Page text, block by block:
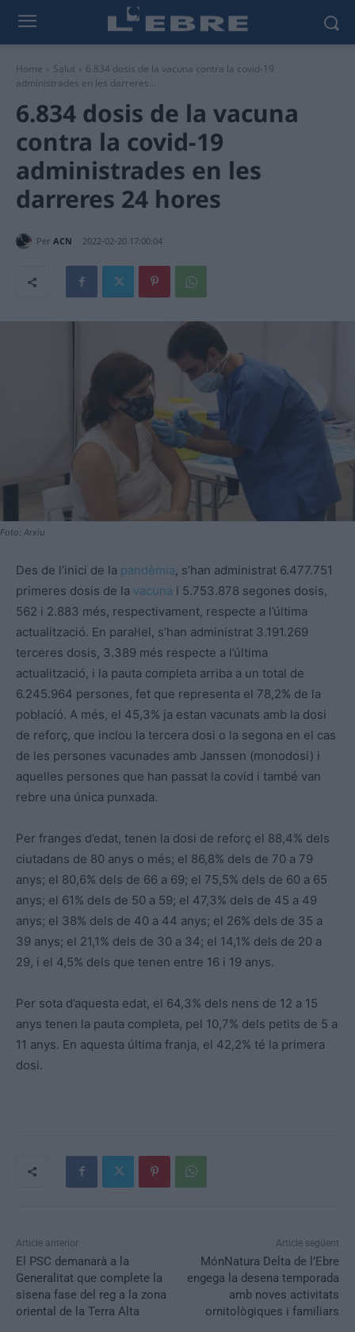
Home Salut
6.834 dosis de la vacuna contra la covid-19
administrades en les darreres...
6.834 dosis de la vacuna
contra la covid-19
administrades en les
darreres 24 hores
Per ACN 2022-02-20 17:00:04
Foto: Arxiu
Des de l’inici de la pandèmia, s’han administrat 6.477.751
primeres dosis de la vacuna i 5.753.878 segones dosis,
562 i 2.883 més, respectivament, respecte a l’última
actualització. En paral·lel, s’han administrat 3.191.269
terceres dosis, 3.389 més respecte a l’última
actualització, i la pauta completa arriba a un total de
6.245.964 persones, fet que representa el 78,2% de la
població. A més, el 45,3% ja estan vacunats amb la dosi
de reforç, que inclou la tercera dosi o la segona en el cas
de les persones vacunades amb Janssen (monodosi) i
aquelles persones que han passat la covid i també van
rebre una única punxada.
Per franges d’edat, tenen la dosi de reforç el 88,4% dels
ciutadans de 80 anys o més; el 86,8% dels de 70 a 79
anys; el 80,6% dels de 66 a 69; el 75,5% dels de 60 a 65
anys; el 61% dels de 50 a 59; el 47,3% dels de 45 a 49
anys; el 38% dels de 40 a 44 anys; el 26% dels de 35 a
39 anys; el 21,1% dels de 30 a 34; el 14,1% dels de 20 a
29, i el 4,5% dels que tenen entre 16 i 19 anys.
Per sota d’aquesta edat, el 64,3% dels nens de 12 a 15
anys tenen la pauta completa, pel 10,7% dels petits de 5 a
11 anys. En aquesta última franja, el 42,2% té la primera
dosi.
Article anterior
El PSC demanarà a la
Generalitat que complete la
sisena fase del reg a la zona
oriental de la Terra Alta
Article següent
MónNatura Delta de l’Ebre
engega la desena temporada
amb noves activitats
ornitològiques i familiars